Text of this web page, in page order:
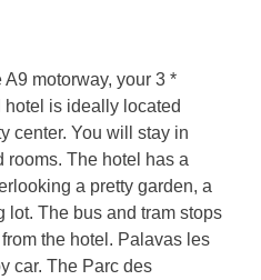
motorway, your 3 *
is ideally located
center. You will stay in
rooms. The hotel has a
a pretty garden, a
lot. The bus and tram stops
the hotel. Palavas les
car. The Parc des